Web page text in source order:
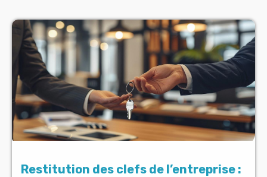
Restitution des clefs de l’entreprise :